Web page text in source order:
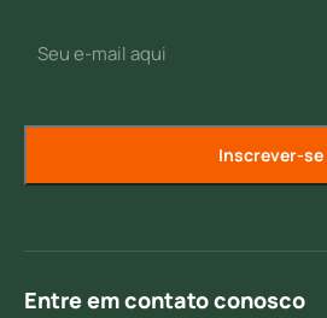
mail
Entre em contato conosco